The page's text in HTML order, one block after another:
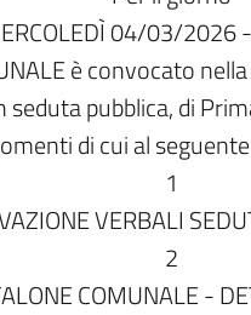
04/03/2026
è convocato
seduta pubblica, di
di cui al
1
VERBALI
2
COMUNALE -